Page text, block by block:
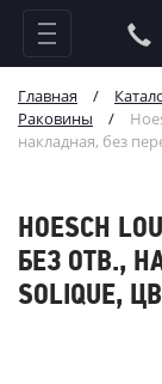
Главная /
Раковины
/
накладная, без
HOESCH
БЕЗ ОТВ.,
SOLIQUE,